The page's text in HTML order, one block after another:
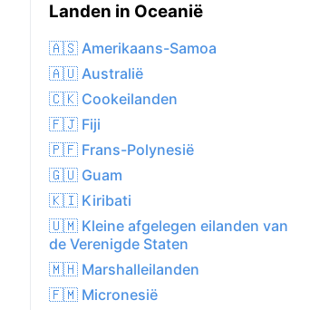
Landen in Oceanië
🇦🇸 Amerikaans-Samoa
🇦🇺 Australië
🇨🇰 Cookeilanden
🇫🇯 Fiji
🇵🇫 Frans-Polynesië
🇬🇺 Guam
🇰🇮 Kiribati
🇺🇲 Kleine afgelegen eilanden van
de Verenigde Staten
🇲🇭 Marshalleilanden
🇫🇲 Micronesië